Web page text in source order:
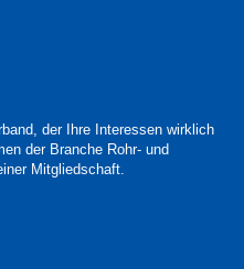
der Ihre Interessen wirklich
der Branche Rohr- und
Mitgliedschaft.